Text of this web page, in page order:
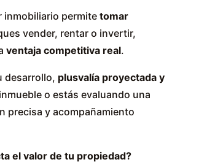
inmobiliario permite tomar
vender, rentar o invertir,
ventaja competitiva real.
desarrollo, plusvalía proyectada y
o estás evaluando una
precisa y acompañamiento
el valor de tu propiedad?